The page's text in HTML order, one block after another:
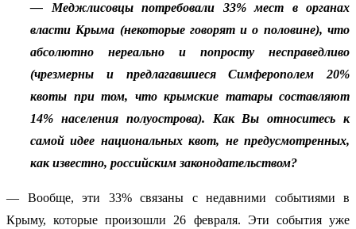
— Меджлисовцы потребовали 33% мест в органах
власти Крыма (некоторые говорят и о половине), что
абсолютно нереально и попросту несправедливо
(чрезмерны и предлагавшиеся Симферополем 20%
квоты при том, что крымские татары составляют
14% населения полуострова). Как Вы относитесь к
самой идее национальных квот, не предусмотренных,
как известно, российским законодательством?
— Вообще, эти 33% связаны с недавними событиями в
Крыму, которые произошли 26 февраля. Эти события уже